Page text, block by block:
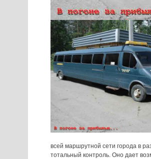
всей маршрутной сети города в
тотальный контроль. Оно дает